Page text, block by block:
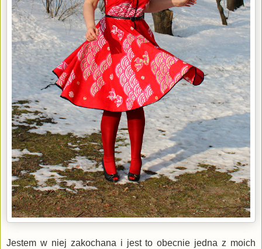
Jestem w niej zakochana i jest to obecnie jedna z moich